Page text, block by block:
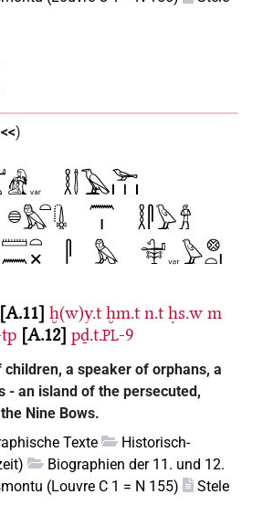
)
A.11 ḫ(w)y.t ḫm.t n.t ḥs.w m
A.12 pḏ.t.PL-9
a speaker of orphans, a
- an island of the persecuted,
Nine Bows.
Texte
Historisch-
Biographien der 11. und 12.
(Louvre C 1 = N 155)
Stele